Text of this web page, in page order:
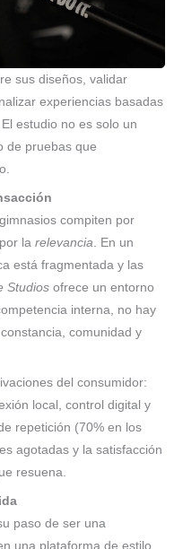
sus diseños, validar
experiencias basadas
estudio no es solo un
de pruebas que
compiten por
la relevancia . En un
está fragmentada y las
Studios ofrece un entorno
interna, no hay
comunidad y
del consumidor:
local, control digital y
repetición (70% en los
agotadas y la satisfacción
resuena.
paso de ser una
una plataforma de estilo